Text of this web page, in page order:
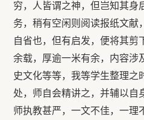
穷，人皆谓之神，但岂知其身
务，稍有空闲则阅读报纸文献
自省也，但有启发，便将其剪
余载，厚逾一米有余，内容涉
史文化等等，我等学生整理之
处，师自会精讲之，并辅以自
师执教甚严，一文不佳，一理